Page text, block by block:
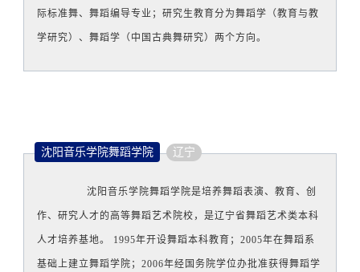
际标准舞、舞蹈编导专业；研究生教育分为舞蹈学（教育与教
学研究）、舞蹈学（中国古典舞研究）两个方向。
沈阳音乐学院舞蹈学院 辽宁
沈阳音乐学院舞蹈学院是培养舞蹈表演、教育、创
作、研究人才的高等舞蹈艺术院校，是辽宁省舞蹈艺术类本科
人才培养基地。 1995年开设舞蹈本科教育；2005年在舞蹈系
基础上建立舞蹈学院；2006年经国务院学位办批准获得舞蹈学